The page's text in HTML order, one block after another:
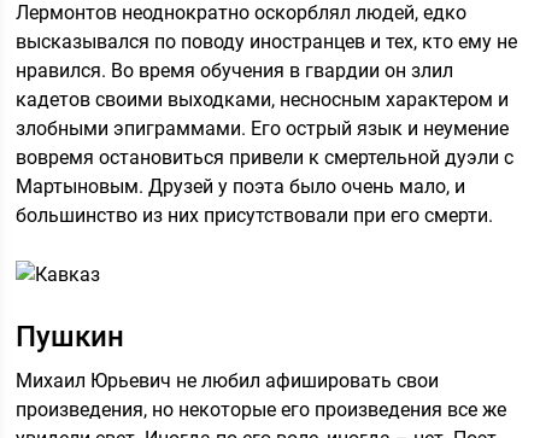
Лермонтов неоднократно оскорблял людей, едко
высказывался по поводу иностранцев и тех, кто ему не
нравился. Во время обучения в гвардии он злил
кадетов своими выходками, несносным характером и
злобными эпиграммами. Его острый язык и неумение
вовремя остановиться привели к смертельной дуэли с
Мартыновым. Друзей у поэта было очень мало, и
большинство из них присутствовали при его смерти.
Пушкин
Михаил Юрьевич не любил афишировать свои
произведения, но некоторые его произведения все же